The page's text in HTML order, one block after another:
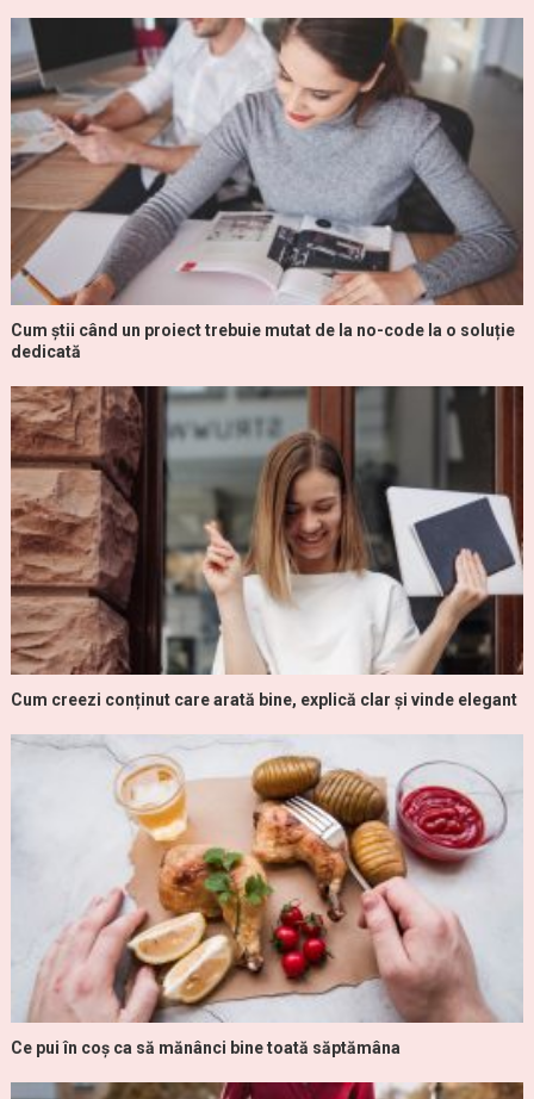
Cum știi când un proiect trebuie mutat de la no-code la o soluție
dedicată
Cum creezi conținut care arată bine, explică clar și vinde elegant
Ce pui în coș ca să mănânci bine toată săptămâna